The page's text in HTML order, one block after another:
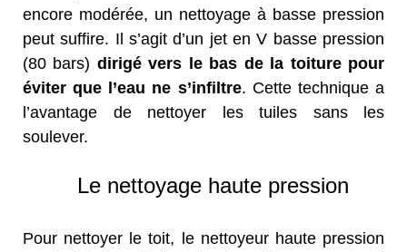
encore modérée, un nettoyage à basse pression
peut suffire. Il s’agit d’un jet en V basse pression
(80 bars) dirigé vers le bas de la toiture pour
éviter que l’eau ne s’infiltre. Cette technique a
l’avantage de nettoyer les tuiles sans les
soulever.
Le nettoyage haute pression
Pour nettoyer le toit, le nettoyeur haute pression